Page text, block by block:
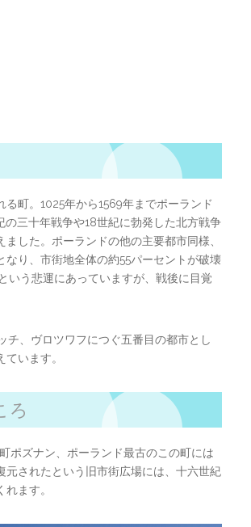
町。1025年から1569年までポーランド
三十年戦争や18世紀に勃発した北方戦争
した。ポーランドの他の主要都市同様、
り、市街地全体の約55パーセントが破壊
いう悲運にあっていますが、戦後に目覚
チ、ヴロツワフにつぐ五番目の都市とし
います。
ろ
ポズナン、ポーランド最古のこの町には
元されたという旧市街広場には、十六世紀
ます。